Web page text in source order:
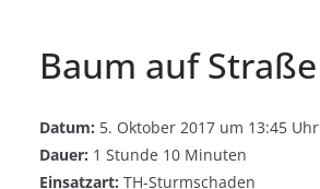
Baum auf Straße
Datum: 5. Oktober 2017 um 13:45 Uhr
Dauer: 1 Stunde 10 Minuten
Einsatzart: TH-Sturmschaden